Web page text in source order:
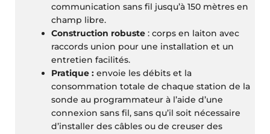
communication sans fil jusqu’à 150 mètres en
champ libre.
Construction robuste : corps en laiton avec
raccords union pour une installation et un
entretien facilités.
Pratique :envoie les débits et la
consommation totale de chaque station de la
sonde au programmateur à l’aide d’une
connexion sans fil, sans qu’il soit nécessaire
d’installer des câbles ou de creuser des